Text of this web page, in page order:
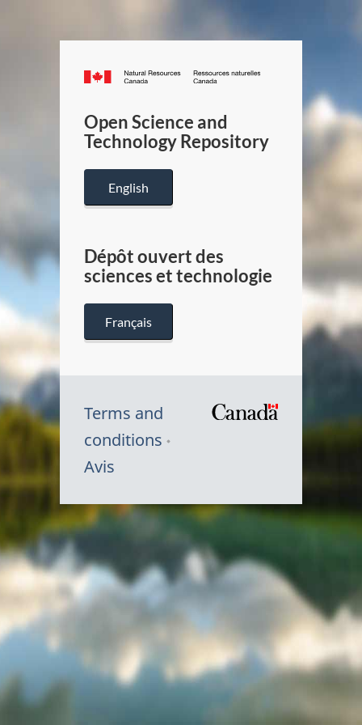
Canada.ca
/
Canada
Open Science and
Technology Repository
English
Dépôt ouvert des
sciences et technologie
Français
Terms and
conditions
Avis
Symbole
du